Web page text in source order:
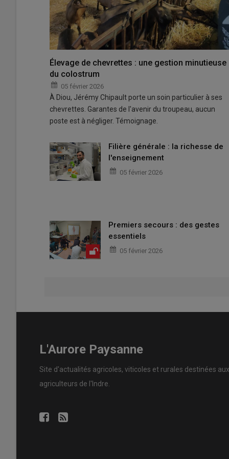
Élevage de chevrettes : une gestion minutieuse
du colostrum
05 février 2026
À Diou, Jérémy Chipault porte un soin particulier à ses
chevrettes. Garantes de l'avenir du troupeau, aucun
poste est à négliger. Témoignage.
Filière générale : la richesse de
l'enseignement
05 février 2026
Premiers secours : des gestes
essentiels
05 février 2026
L'Aurore Paysanne
Site d'actualités agricoles, viticoles et rurales destinées aux
agriculteurs de l'Indre.